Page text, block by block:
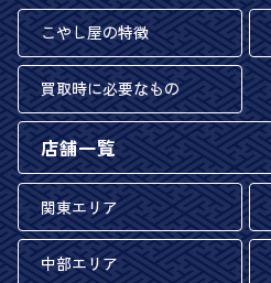
こやし屋の特徴
買取時に必要なもの
店舗一覧
関東エリア
中部エリア